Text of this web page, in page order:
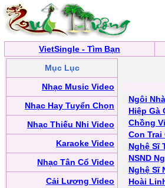
VietSingle - Tìm Bạn
Mục Lục
Nhạc Music Video
Nhạc Hay Tuyển Chọn
Nhạc Thiếu Nhi Video
Karaoke Video
Nhạc Tân Cổ Video
Cải Lương Video
Ngôi
Hiệp Gà
Chồng
Con Trai
Nghệ Sĩ
NSND
Nghệ Sĩ
Hoài